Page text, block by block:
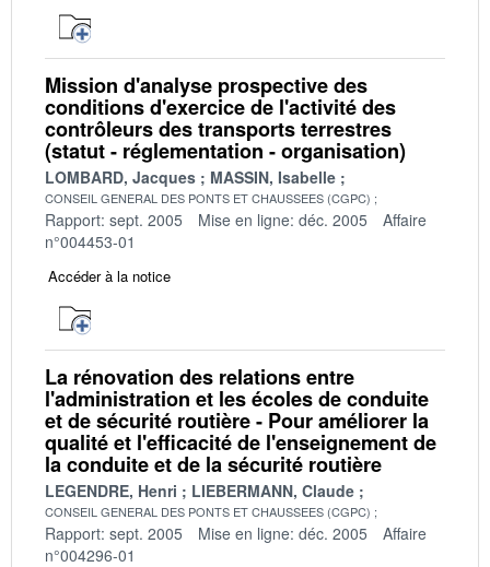
Mission d'analyse prospective des
conditions d'exercice de l'activité des
contrôleurs des transports terrestres
(statut - réglementation - organisation)
LOMBARD, Jacques MASSIN, Isabelle
CONSEIL GENERAL DES PONTS ET CHAUSSEES (CGPC)
Rapport: sept. 2005 Mise en ligne: déc. 2005
Affaire
n°004453-01
Accéder à la notice
La rénovation des relations entre
l'administration et les écoles de conduite
et de sécurité routière - Pour améliorer la
qualité et l'efficacité de l'enseignement de
la conduite et de la sécurité routière
LEGENDRE, Henri LIEBERMANN, Claude
CONSEIL GENERAL DES PONTS ET CHAUSSEES (CGPC)
Rapport: sept. 2005 Mise en ligne: déc. 2005
Affaire
n°004296-01